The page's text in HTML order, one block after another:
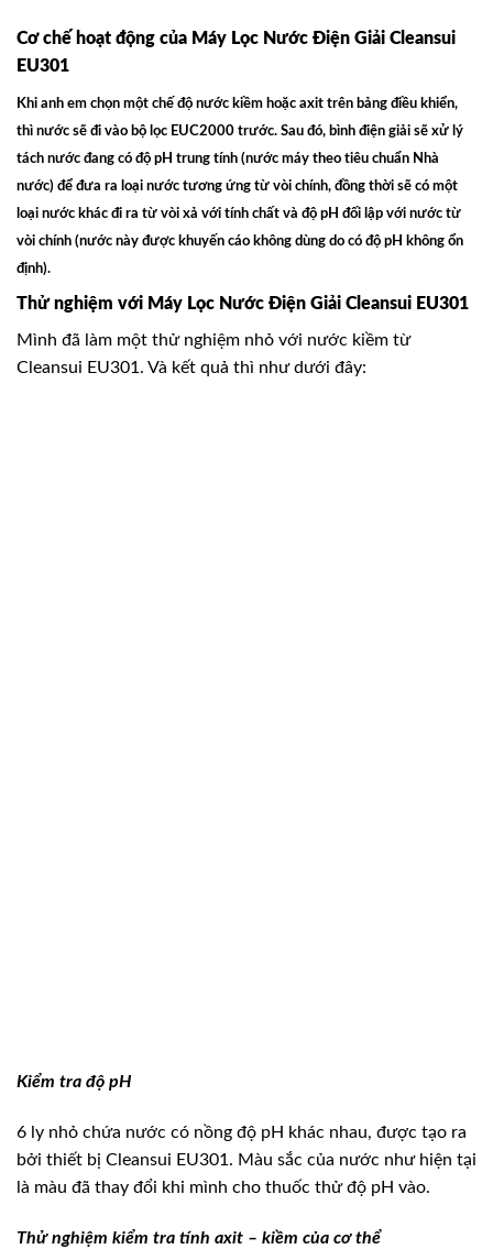
Cơ chế hoạt động của Máy Lọc Nước Điện Giải Cleansui
EU301
Khi anh em chọn một chế độ nước kiềm hoặc axit trên bảng điều khiển,
thì nước sẽ đi vào bộ lọc EUC2000 trước. Sau đó, bình điện giải sẽ xử lý
tách nước đang có độ pH trung tính (nước máy theo tiêu chuẩn Nhà
nước) để đưa ra loại nước tương ứng từ vòi chính, đồng thời sẽ có một
loại nước khác đi ra từ vòi xả với tính chất và độ pH đối lập với nước từ
vòi chính (nước này được khuyến cáo không dùng do có độ pH không ổn
định).
Thử nghiệm với Máy Lọc Nước Điện Giải Cleansui EU301
Mình đã làm một thử nghiệm nhỏ với nước kiềm từ
Cleansui EU301. Và kết quả thì như dưới đây:
Kiểm tra độ pH
6 ly nhỏ chứa nước có nồng độ pH khác nhau, được tạo ra
bởi thiết bị Cleansui EU301. Màu sắc của nước như hiện tại
là màu đã thay đổi khi mình cho thuốc thử độ pH vào.
Thử nghiệm kiểm tra tính axit – kiềm của cơ thể